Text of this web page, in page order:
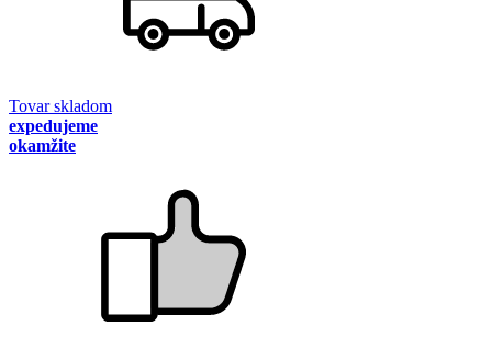
Tovar skladom
expedujeme
okamžite